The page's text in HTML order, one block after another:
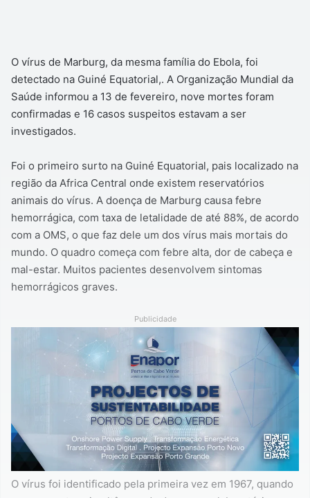
O vírus de Marburg, da mesma família do Ebola, foi
detectado na Guiné Equatorial,. A Organização Mundial da
Saúde informou a 13 de fevereiro, nove mortes foram
confirmadas e 16 casos suspeitos estavam a ser
investigados.
Foi o primeiro surto na Guiné Equatorial, pais localizado na
região da Africa Central onde existem reservatórios
animais do vírus. A doença de Marburg causa febre
hemorrágica, com taxa de letalidade de até 88%, de acordo
com a OMS, o que faz dele um dos vírus mais mortais do
mundo. O quadro começa com febre alta, dor de cabeça e
mal-estar. Muitos pacientes desenvolvem sintomas
hemorrágicos graves.
Publicidade
O vírus foi identificado pela primeira vez em 1967, quando